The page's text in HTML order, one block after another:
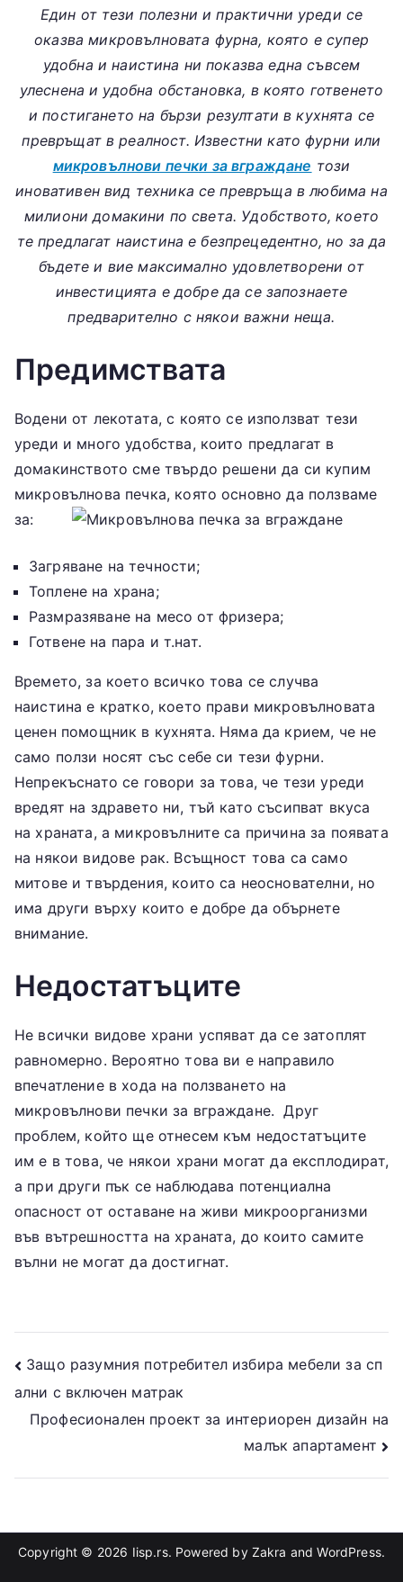
Един от тези полезни и практични уреди се
оказва микровълновата фурна, която е супер
удобна и наистина ни показва една съвсем
улеснена и удобна обстановка, в която готвенето
и постигането на бързи резултати в кухнята се
превръщат в реалност. Известни като фурни или
микровълнови печки за вграждане този
иновативен вид техника се превръща в любима на
милиони домакини по света. Удобството, което
те предлагат наистина е безпрецедентно, но за да
бъдете и вие максимално удовлетворени от
инвестицията е добре да се запознаете
предварително с някои важни неща.
Предимствата
Водени от лекотата, с която се използват тези
уреди и много удобства, които предлагат в
домакинството сме твърдо решени да си купим
микровълнова печка, която основно да ползваме
за:
Загряване на течности;
Топлене на храна;
Размразяване на месо от фризера;
Готвене на пара и т.нат.
Времето, за което всичко това се случва
наистина е кратко, което прави микровълновата
ценен помощник в кухнята. Няма да крием, че не
само ползи носят със себе си тези фурни.
Непрекъснато се говори за това, че тези уреди
вредят на здравето ни, тъй като съсипват вкуса
на храната, а микровълните са причина за появата
на някои видове рак. Всъщност това са само
митове и твърдения, които са неоснователни, но
има други върху които е добре да обърнете
внимание.
Недостатъците
Не всички видове храни успяват да се затоплят
равномерно. Вероятно това ви е направило
впечатление в хода на ползването на
микровълнови печки за вграждане. Друг
проблем, който ще отнесем към недостатъците
им е в това, че някои храни могат да експлодират,
а при други пък се наблюдава потенциална
опасност от оставане на живи микроорганизми
във вътрешността на храната, до които самите
вълни не могат да достигнат.
Post
navigation
Защо разумния потребител избира мебели за сп
ални с включен матрак
Професионален проект за интериорен дизайн на
малък апартамент
Copyright © 2026 Iisp.rs. Powered by Zakra andWordPress.